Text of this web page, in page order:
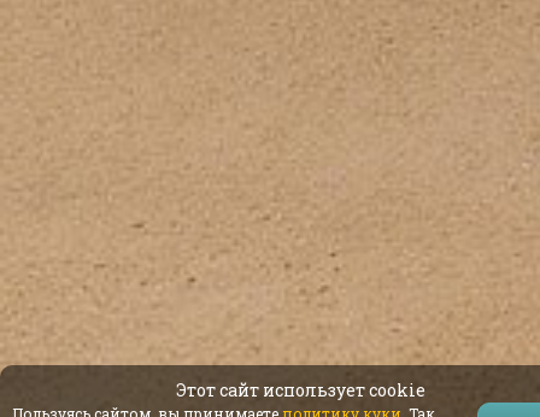
Этот сайт использует cookie